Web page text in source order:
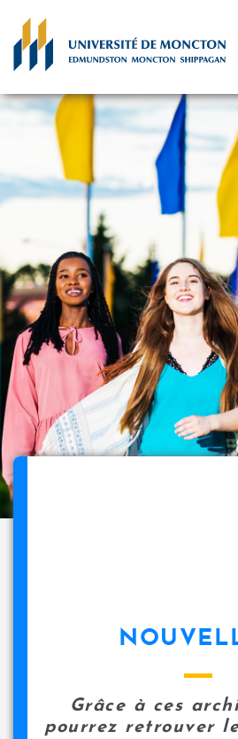
Grâce à ces
pourrez retrouver